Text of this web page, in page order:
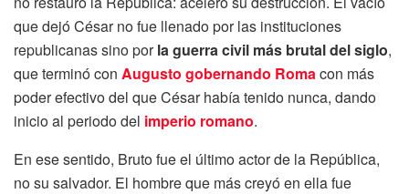
que dejó César no fue llenado por las instituciones
republicanas sino porla guerra civil más brutal del siglo,
que terminó con Augusto gobernando Roma con más
poder efectivo del que César había tenido nunca, dando
inicio al periodo del imperio romano.
En ese sentido, Bruto fue el último actor de la República,
no su salvador. El hombre que más creyó en ella fue